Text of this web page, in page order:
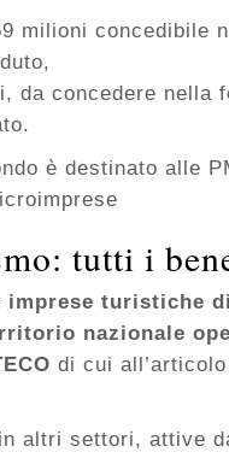
milioni concedibile
da concedere nella
è destinato alle
tutti i
imprese turistiche
nazionale
di cui
altri settori, attive